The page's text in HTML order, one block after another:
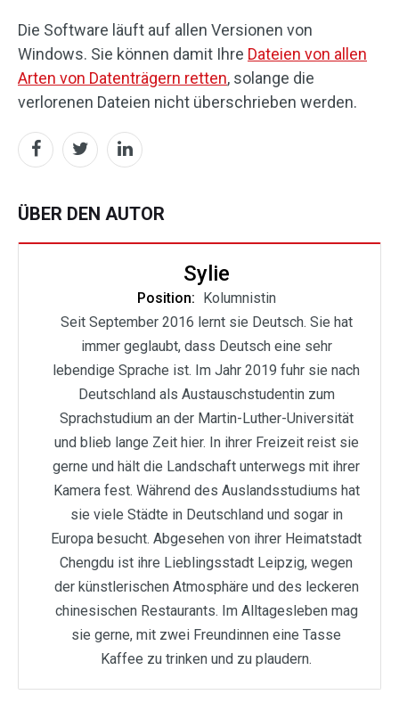
Die Software läuft auf allen Versionen von
Windows. Sie können damit Ihre Dateien von allen
Arten von Datenträgern retten, solange die
verlorenen Dateien nicht überschrieben werden.
ÜBER DEN AUTOR
Sylie
Position: Kolumnistin
Seit September 2016 lernt sie Deutsch. Sie hat
immer geglaubt, dass Deutsch eine sehr
lebendige Sprache ist. Im Jahr 2019 fuhr sie nach
Deutschland als Austauschstudentin zum
Sprachstudium an der Martin-Luther-Universität
und blieb lange Zeit hier. In ihrer Freizeit reist sie
gerne und hält die Landschaft unterwegs mit ihrer
Kamera fest. Während des Auslandsstudiums hat
sie viele Städte in Deutschland und sogar in
Europa besucht. Abgesehen von ihrer Heimatstadt
Chengdu ist ihre Lieblingsstadt Leipzig, wegen
der künstlerischen Atmosphäre und des leckeren
chinesischen Restaurants. Im Alltagesleben mag
sie gerne, mit zwei Freundinnen eine Tasse
Kaffee zu trinken und zu plaudern.